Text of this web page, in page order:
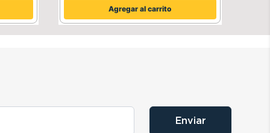
Agregar al carrito
Enviar